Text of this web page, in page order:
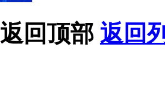
返回顶部 返回